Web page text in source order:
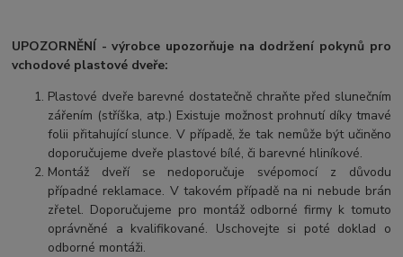
UPOZORNĚNÍ - výrobce upozorňuje na dodržení pokynů pro
vchodové plastové dveře:
Plastové dveře barevné dostatečně chraňte před slunečním
zářením (stříška, atp.) Existuje možnost prohnutí díky tmavé
folii přitahující slunce. V případě, že tak nemůže být učiněno
doporučujeme dveře plastové bílé, či barevné hliníkové.
Montáž dveří se nedoporučuje svépomocí z důvodu
případné reklamace. V takovém případě na ni nebude brán
zřetel. Doporučujeme pro montáž odborné firmy k tomuto
oprávněné a kvalifikované. Uschovejte si poté doklad o
odborné montáži.